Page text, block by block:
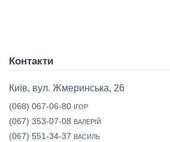
Контакти
Київ, вул. Жмеринська, 26
(068) 067-06-80 ІГОР
(067) 353-07-08 ВАЛЕРІЙ
(067) 551-34-37 ВАСИЛЬ